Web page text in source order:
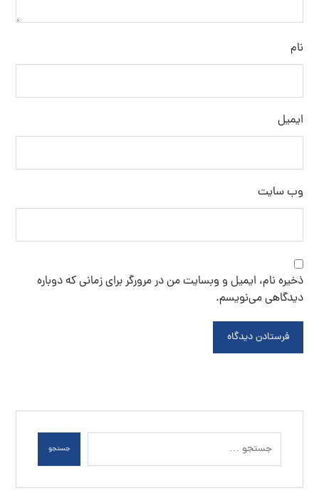
نام
ایمیل
وب‌ سایت
ذخیره نام، ایمیل و وبسایت من در مرورگر برای زمانی که دوباره
دیدگاهی می‌نویسم.